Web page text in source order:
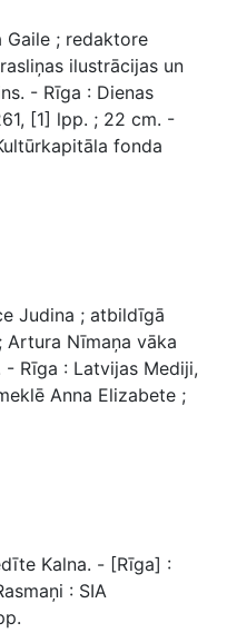
; redaktore
ilustrācijas un
- Rīga : Dienas
[1] lpp. ; 22 cm. -
fonda
Judina ; atbildīgā
Artura Nīmaņa vāka
Rīga : Latvijas Mediji,
Anna Elizabete ;
Kalna. - [Rīga] :
: SIA